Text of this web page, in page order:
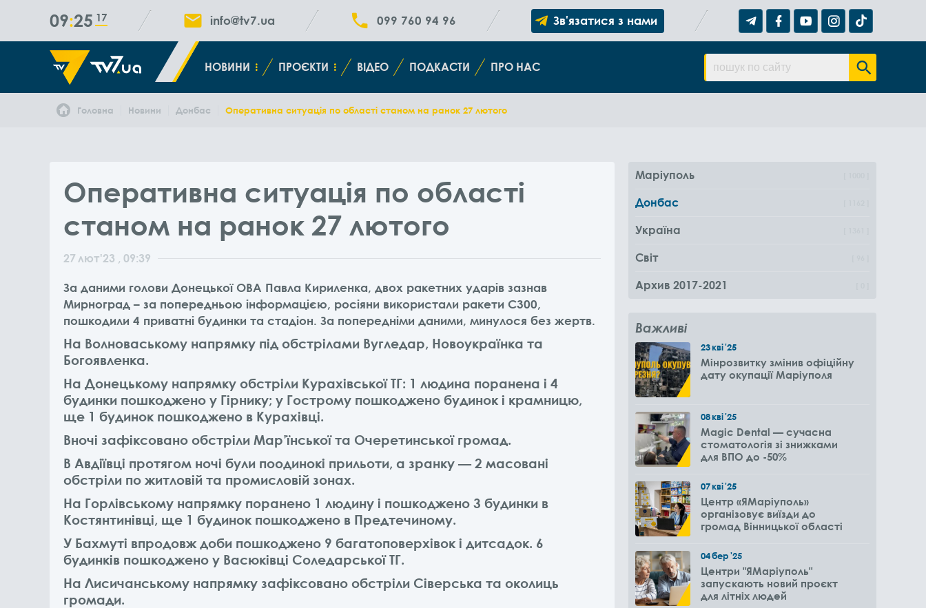
09 25 18 info@tv7.ua 099 760 94 96 Зв'язатися з нами
НОВИНИ ПРОЄКТИ ВІДЕО ПОДКАСТИ ПРО НАС
Головна Новини Донбас Оперативна ситуація по області станом на ранок 27 лютого
Оперативна ситуація по області
станом на ранок 27 лютого
27 лют'23 , 09:39
За даними голови Донецької ОВА Павла Кириленка, двох ракетних ударів зазнав
Мирноград – за попередньою інформацією, росіяни використали ракети С300,
пошкодили 4 приватні будинки та стадіон. За попередніми даними, минулося без жертв.
На Волноваському напрямку під обстрілами Вугледар, Новоукраїнка та
Богоявленка.
На Донецькому напрямку обстріли Курахівської ТГ: 1 людина поранена і 4
будинки пошкоджено у Гірнику; у Гострому пошкоджено будинок і крамницю,
ще 1 будинок пошкоджено в Курахівці.
Вночі зафіксовано обстріли Мар’їнської та Очеретинської громад.
В Авдіївці протягом ночі були поодинокі прильоти, а зранку — 2 масовані
обстріли по житловій та промисловій зонах.
На Горлівському напрямку поранено 1 людину і пошкоджено 3 будинки в
Костянтинівці, ще 1 будинок пошкоджено в Предтечиному.
У Бахмуті впродовж доби пошкоджено 9 багатоповерхівок і дитсадок. 6
будинків пошкоджено у Васюківці Соледарської ТГ.
На Лисичанському напрямку зафіксовано обстріли Сіверська та околиць
громади.
Маріуполь
Донбас
Україна
Світ
Архив 2017-2021
Важливі
23кві'25
Мінрозвитку змінив офіційну
дату окупації Маріуполя
08кві'25
Magic Dental — сучасна
стоматологія зі знижками
для ВПО до -50%
07кві'25
Центр «ЯМаріуполь»
організовує виїзди до
громад Вінницької області
04бер'25
Центри "ЯМаріуполь"
запускають новий проєкт
для літніх людей